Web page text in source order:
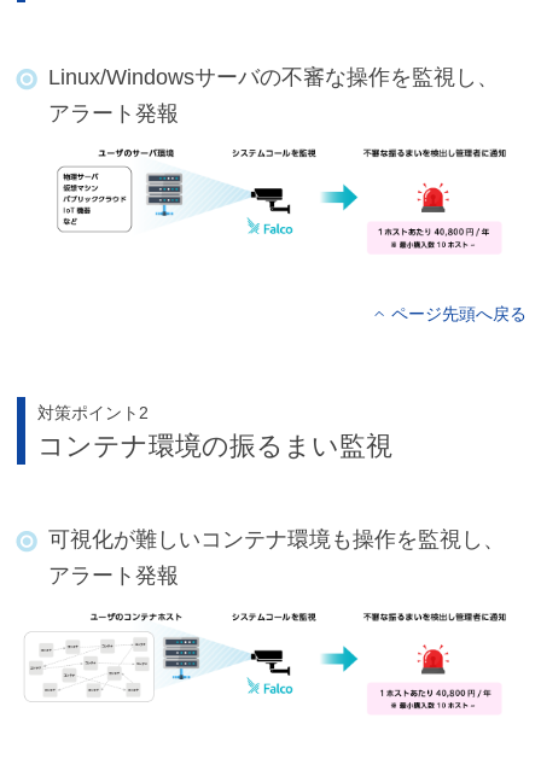
Linux/Windowsサーバの不審な操作を監視し、
アラート発報
ページ先頭へ戻る
対策ポイント2
コンテナ環境の振るまい監視
可視化が難しいコンテナ環境も操作を監視し、
アラート発報